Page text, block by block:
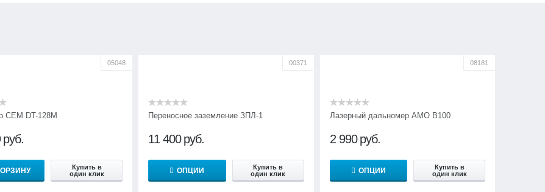
05048
CEM DT-128M
руб.
Купить в
один клик
00371
Переносное заземление ЗПЛ-1
11 400 руб.
ОПЦИИ
Купить в
один клик
08181
Лазерный дальномер AMO B100
2 990 руб.
ОПЦИИ
Купить в
один клик